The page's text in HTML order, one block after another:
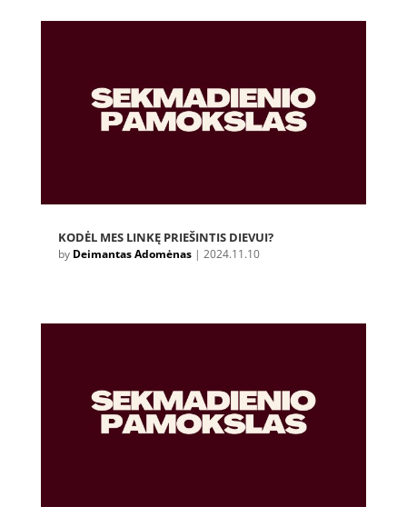
KODĖL MES LINKĘ PRIEŠINTIS DIEVUI?
by Deimantas Adomėnas| 2024.11.10